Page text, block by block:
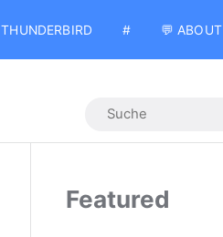
THUNDERBIRD # 💬 ABOUT
Featured